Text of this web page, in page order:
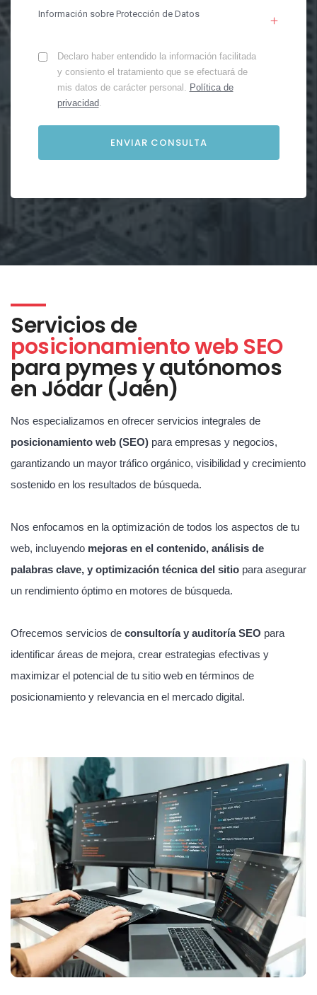
Información sobre Protección de Datos
Declaro haber entendido la información facilitada
y consiento el tratamiento que se efectuará de
mis datos de carácter personal. Política de
privacidad.
Servicios de
posicionamiento web SEO
para pymes y autónomos
en Jódar (Jaén)
Nos especializamos en ofrecer servicios integrales de
posicionamiento web (SEO) para empresas y negocios,
garantizando un mayor tráfico orgánico, visibilidad y crecimiento
sostenido en los resultados de búsqueda.
Nos enfocamos en la optimización de todos los aspectos de tu
web, incluyendo mejoras en el contenido, análisis de
palabras clave, y optimización técnica del sitio para asegurar
un rendimiento óptimo en motores de búsqueda.
Ofrecemos servicios de consultoría y auditoría SEO para
identificar áreas de mejora, crear estrategias efectivas y
maximizar el potencial de tu sitio web en términos de
posicionamiento y relevancia en el mercado digital.